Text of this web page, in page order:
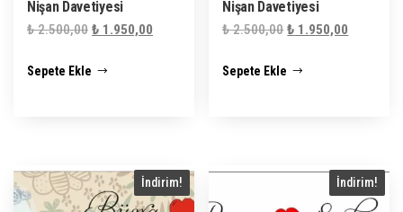
Nişan Davetiyesi
₺2.500,00 Orijinal
₺ 2.500,00.
₺ 1.950,00
Sepete Ekle
Nişan Davetiyesi
₺2.500,00 Orijinal
₺ 2.500,00.
₺ 1.950,00
Sepete Ekle
İndirim! İndirim!